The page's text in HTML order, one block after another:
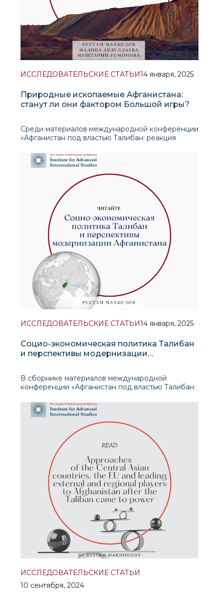
ИССЛЕДОВАТЕЛЬСКИЕ СТАТЬИ14 января, 2025
Природные ископаемые Афганистана:
станут ли они фактором Большой игры?
Среди материалов международной конференции
«Афганистан под властью Талибан: реакция
статья ведущего научного сотрудника ИПМИ
Рустама Махмудова, написанная в соавторстве с
Мадиной Абдуллаевой
ИССЛЕДОВАТЕЛЬСКИЕ СТАТЬИ14 января, 2025
Социо-экономическая политика Талибан
и перспективы модернизации
В сборнике материалов международной
конференции «Афганистан под властью Талибан:
состоявшейся в Университете мировой
экономики и дипломатии при содействии Фонда
Розы Люксембург (Германия) в 2024 году,
представлена статья Р
ИССЛЕДОВАТЕЛЬСКИЕ СТАТЬИ
10 сентября, 2024